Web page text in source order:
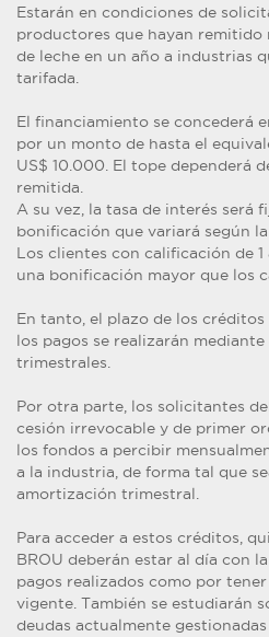
Estarán en condiciones de
productores que hayan
de leche en un año a industrias
tarifada.
El financiamiento se concederá
por un monto de hasta el
US$ 10.000. El tope dependerá
remitida.
A su vez, la tasa de interés será
bonificación que variará según
Los clientes con calificación de
una bonificación mayor que los
En tanto, el plazo de los
los pagos se realizarán
trimestrales.
Por otra parte, los solicitantes
cesión irrevocable y de primer
los fondos a percibir
a la industria, de forma tal que
amortización trimestral.
Para acceder a estos créditos,
BROU deberán estar al día con
pagos realizados como por
vigente. También se estudiarán
deudas actualmente